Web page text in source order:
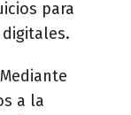
para
Mediante
a la